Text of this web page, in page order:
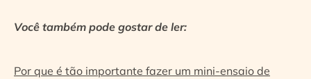
Você também pode gostar de ler:
Por que é tão importante fazer um mini-ensaio de